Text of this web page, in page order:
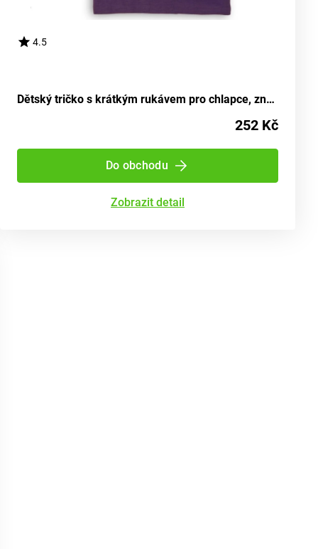
4.5
Dětský tričko s krátkým rukávem pro chlapce, značky Minoti, design Break 5, odstín fialové - velikost 152/158 | pro věk 12/13 let
252 Kč
Do obchodu
Zobrazit detail